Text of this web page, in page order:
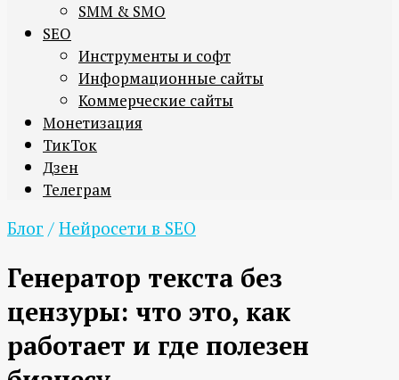
SMM & SMO
SEO
Инструменты и софт
Информационные сайты
Коммерческие сайты
Монетизация
ТикТок
Дзен
Телеграм
Блог / Нейросети в SEO
Генератор текста без
цензуры: что это, как
работает и где полезен